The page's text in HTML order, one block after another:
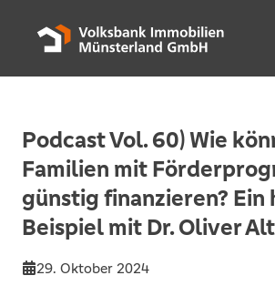
Podcast Vol. 60) Wie
Familien mit
günstig finanzieren? Ein
Beispiel mit Dr. Oliver
29. Oktober 2024